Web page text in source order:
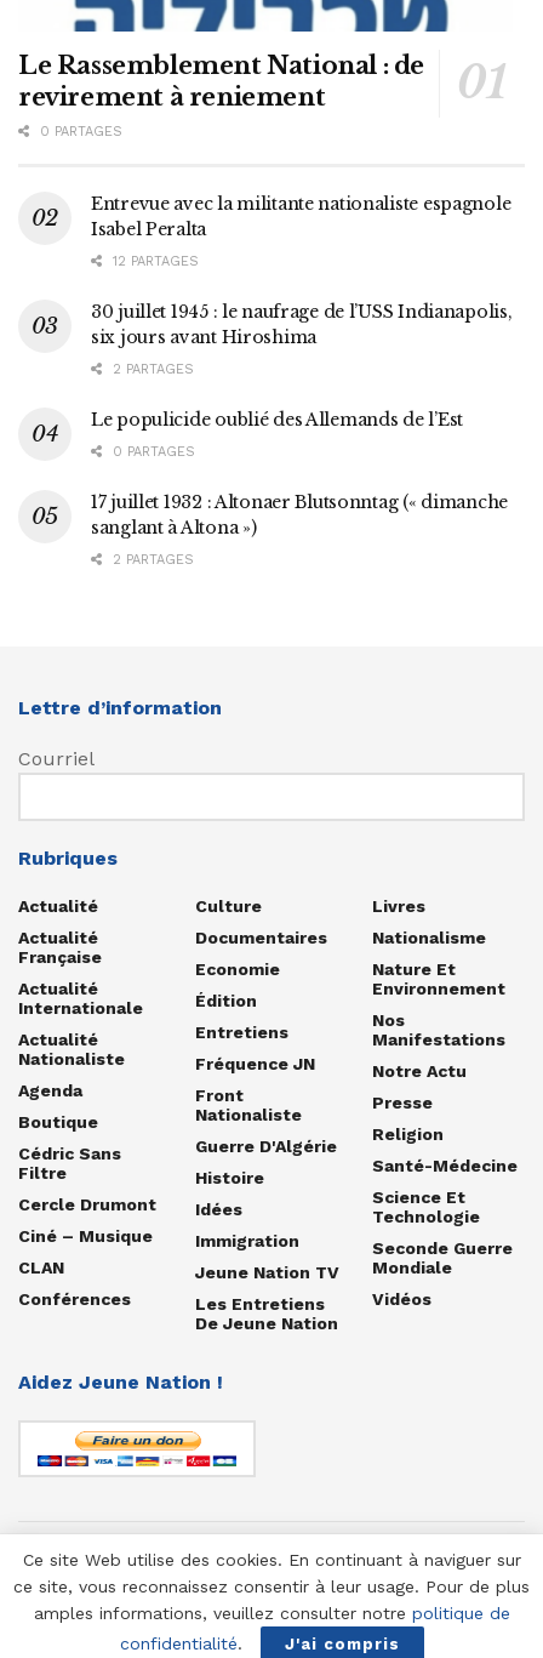
Le Rassemblement National : de
revirement à reniement
0 PARTAGES
Entrevue avec la militante nationaliste espagnole
Isabel Peralta
12 PARTAGES
30 juillet 1945 : le naufrage de l’USS Indianapolis,
six jours avant Hiroshima
2 PARTAGES
Le populicide oublié des Allemands de l’Est
0 PARTAGES
17 juillet 1932 : Altonaer Blutsonntag (« dimanche
sanglant à Altona »)
2 PARTAGES
Lettre d’information
Courriel
Rubriques
Actualité
Actualité
Française
Actualité
Internationale
Actualité
Nationaliste
Agenda
Boutique
Cédric Sans
Filtre
Cercle Drumont
Ciné – Musique
CLAN
Conférences
Culture
Documentaires
Economie
Édition
Entretiens
Fréquence JN
Front
Nationaliste
Guerre D'Algérie
Histoire
Idées
Immigration
Jeune Nation TV
Les Entretiens
De Jeune Nation
Livres
Nationalisme
Nature Et
Environnement
Nos
Manifestations
Notre Actu
Presse
Religion
Santé-Médecine
Science Et
Technologie
Seconde Guerre
Mondiale
Vidéos
Aidez Jeune Nation !
© 1958-2025 Jeune Nation
Ce site Web utilise des cookies. En continuant à naviguer sur
ce site, vous reconnaissez consentir à leur usage. Pour de plus
amples informations, veuillez consulter notre politique de
confidentialité. J'ai compris